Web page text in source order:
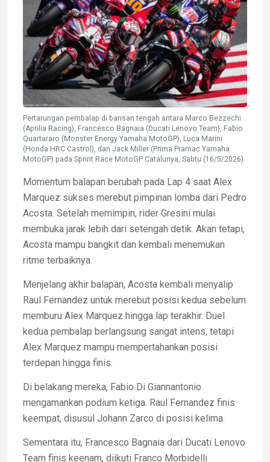
Pertarungan pembalap di barisan tengah antara Marco Bezzechi
(Aprilia Racing), Francesco Bagnaia (Ducati Lenovo Team), Fabio
Quartararo (Monster Energy Yamaha MotoGP), Luca Marini
(Honda HRC Castrol), dan Jack Miller (Prima Pramac Yamaha
MotoGP) pada Sprint Race MotoGP Catalunya, Sabtu (16/5/2026).
Momentum balapan berubah pada Lap 4 saat Alex
Marquez sukses merebut pimpinan lomba dari Pedro
Acosta. Setelah memimpin, rider Gresini mulai
membuka jarak lebih dari setengah detik. Akan tetapi,
Acosta mampu bangkit dan kembali menemukan
ritme terbaiknya.
Menjelang akhir balapan, Acosta kembali menyalip
Raul Fernandez untuk merebut posisi kedua sebelum
memburu Alex Marquez hingga lap terakhir. Duel
kedua pembalap berlangsung sangat intens, tetapi
Alex Marquez mampu mempertahankan posisi
terdepan hingga finis.
Di belakang mereka, Fabio Di Giannantonio
mengamankan podium ketiga. Raul Fernandez finis
keempat, disusul Johann Zarco di posisi kelima.
Sementara itu, Francesco Bagnaia dari Ducati Lenovo
Team finis keenam, diikuti Franco Morbidelli